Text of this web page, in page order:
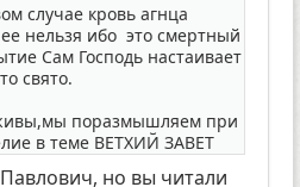
случае кровь агнца
нельзя ибо это смертный
Сам Господь настаивает
свято.
поразмышляем при
в теме ВЕТХИЙ ЗАВЕТ
но вы читали